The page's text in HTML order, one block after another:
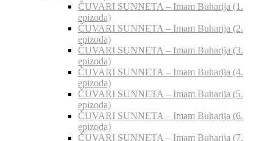
ČUVARI SUNNETA – Imam Buharija (1.
epizoda)
ČUVARI SUNNETA – Imam Buharija (2.
epizoda)
ČUVARI SUNNETA – Imam Buharija (3.
epizoda)
ČUVARI SUNNETA – Imam Buharija (4.
epizoda)
ČUVARI SUNNETA – Imam Buharija (5.
epizoda)
ČUVARI SUNNETA – Imam Buharija (6.
epizoda)
ČUVARI SUNNETA – Imam Buharija (7.